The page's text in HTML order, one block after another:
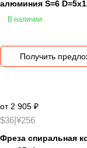
алюминия S=6
В наличии
Получить
от 2 905 ₽
$36 ¥256
Фреза спиральная